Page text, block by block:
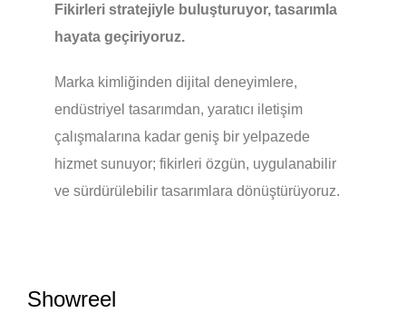
Fikirleri stratejiyle buluşturuyor, tasarımla
hayata geçiriyoruz.
Marka kimliğinden dijital deneyimlere,
endüstriyel tasarımdan, yaratıcı iletişim
çalışmalarına kadar geniş bir yelpazede
hizmet sunuyor; fikirleri özgün, uygulanabilir
ve sürdürülebilir tasarımlara dönüştürüyoruz.
Showreel